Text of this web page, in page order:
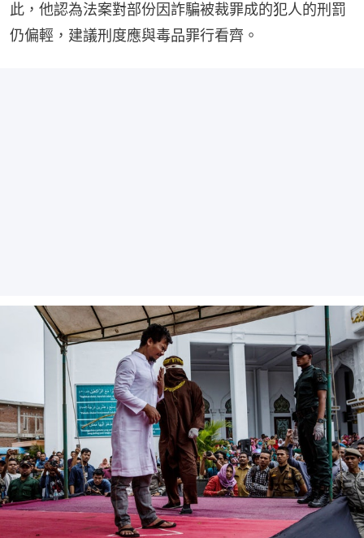
此，他認為法案對部份因詐騙被裁罪成的犯人的刑罰
仍偏輕，建議刑度應與毒品罪行看齊。